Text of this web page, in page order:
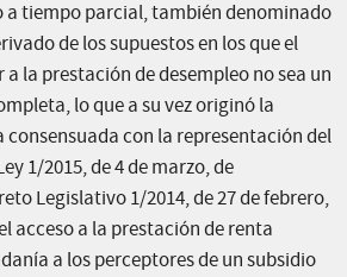
a tiempo parcial, también denominado
de los supuestos en los que el
la prestación de desempleo no sea un
lo que a su vez originó la
con la representación del
1/2015, de 4 de marzo, de
Legislativo 1/2014, de 27 de febrero,
acceso a la prestación de renta
a los perceptores de un subsidio